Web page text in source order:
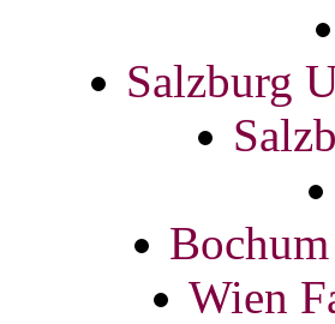
Salzburg
Wien